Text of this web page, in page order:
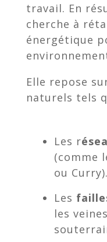
travail. En
cherche à
énergétique
Elle repose
naturels tels
Les r
(comme
ou Curry).
Les
les